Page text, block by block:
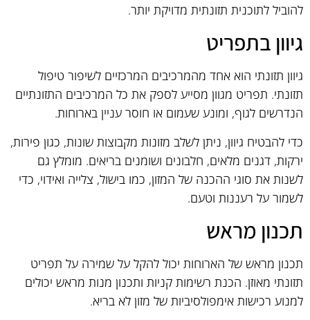
להוביל לתוכנית תזונתית מדויקת יותר.
גיוון בתפריט
גיוון תזונתי הוא אחד מהמרכיבים המרכזיים לשיפור טיפול
תזונתי. תפריט מגוון מסייע לספק את כל המרכיבים התזונתיים
הנדרשים לגוף, ומונע שעמום או חוסר עניין בארוחות.
כדי להבטיח גיוון, ניתן לשלב מזונות מקבוצות שונות, כגון פירות,
ירקות, דגנים מלאים, חלבונים ושומנים בריאים. מומלץ גם
לשנות את סוגי ההכנה של המזון, כמו בישול, צלייה ואידוי, כדי
לשמור על רעננות וטעם.
תכנון מראש
תכנון מראש של הארוחות יכול להקל על שמירה על תפריט
תזונתי מאוזן. הכנת רשימות קניות ותכנון מנות מראש יכולים
למנוע רכישות אימפולסיביות של מזון לא בריא.